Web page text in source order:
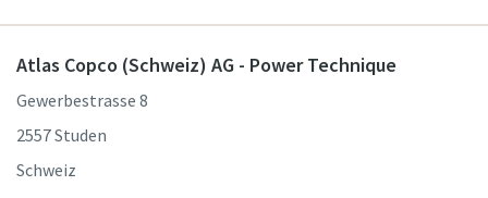
Atlas Copco (Schweiz) AG - Power Technique
Gewerbestrasse 8
2557 Studen
Schweiz